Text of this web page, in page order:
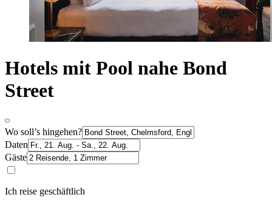
Hotels mit Pool nahe Bond
Street
Wo soll’s hingehen?
Daten
Gäste
Ich reise geschäftlich